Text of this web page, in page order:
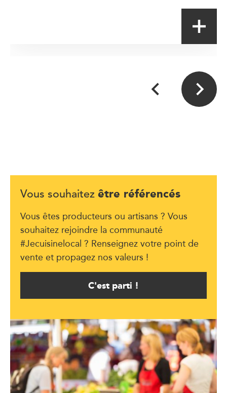
Vous souhaitez être référencés
Vous êtes producteurs ou artisans ? Vous
souhaitez rejoindre la communauté
#Jecuisinelocal ? Renseignez votre point de
vente et propagez nos valeurs !
C'est parti !